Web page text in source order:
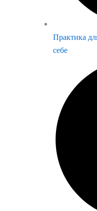
Практика
себе